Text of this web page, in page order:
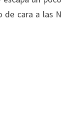
cara a las